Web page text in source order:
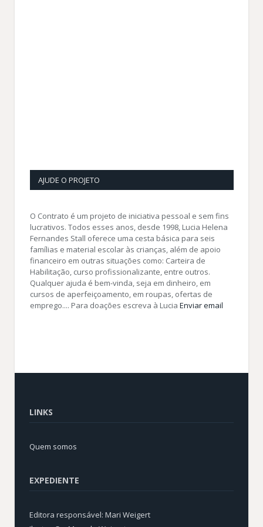
AJUDE O PROJETO
O Contrato é um projeto de iniciativa pessoal e sem fins
lucrativos. Todos esses anos, desde 1998, Lucia Helena
Fernandes Stall oferece uma cesta básica para seis
famílias e material escolar às crianças, além de apoio
financeiro em outras situações como: Carteira de
Habilitação, curso profissionalizante, entre outros.
Qualquer ajuda é bem-vinda, seja em dinheiro, em
cursos de aperfeiçoamento, em roupas, ofertas de
emprego.... Para doações escreva à Lucia Enviar email
LINKS
Quem somos
EXPEDIENTE
Editora responsável: Mari Weigert